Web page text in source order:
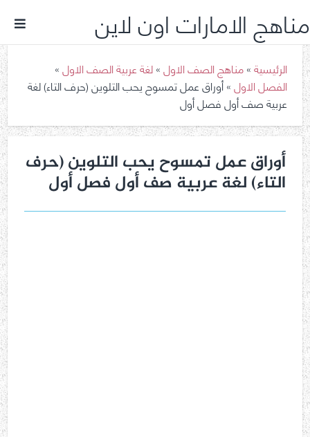
مناهج الامارات اون لاين
الرئيسية»مناهج الصف الاول»لغة عربية الصف الاول»
الفصل الاول»أوراق عمل تمسوح يحب التلوين (حرف التاء) لغة
عربية صف أول فصل أول
أوراق عمل تمسوح يحب التلوين (حرف
التاء) لغة عربية صف أول فصل أول